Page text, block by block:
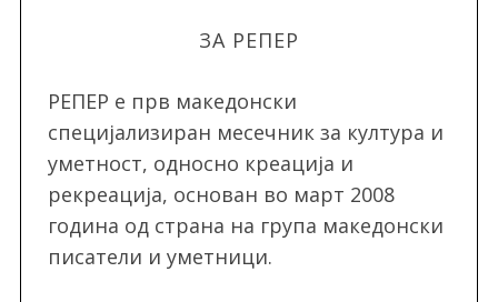
ЗА РЕПЕР
РЕПЕР e прв македонски
специјализиран месечник за култура и
уметност, односно креација и
рекреација, oснован во март 2008
година од страна на група македонски
писатели и уметници.